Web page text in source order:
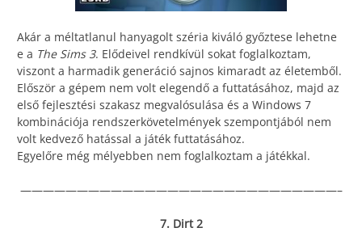
Akár a méltatlanul hanyagolt széria kiváló győztese lehetne
e a The Sims 3. Elődeivel rendkívül sokat foglalkoztam,
viszont a harmadik generáció sajnos kimaradt az életemből.
Először a gépem nem volt elegendő a futtatásához, majd az
első fejlesztési szakasz megvalósulása és a Windows 7
kombinációja rendszerkövetelmények szempontjából nem
volt kedvező hatással a játék futtatásához.
Egyelőre még mélyebben nem foglalkoztam a játékkal.
————————————————————————————–
7. Dirt 2